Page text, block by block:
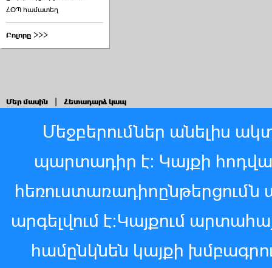
ՀՕՊ համատեղ
Բոլորը >>>
Մեր մասին Հետադարձ կապ
Մեջբերումներ անելիս
պարտադիր է: Կայքի
հեռուստառադիոընթերցումն
արգելվում է:Կայքում
համընկնեն կայքի